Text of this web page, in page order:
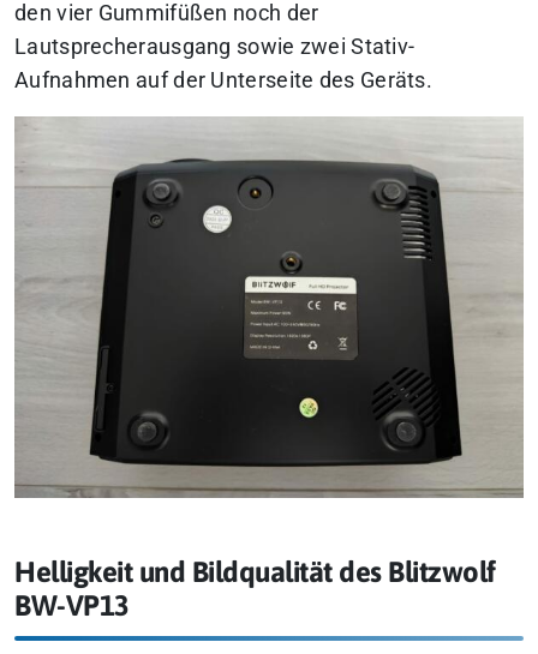
den vier Gummifüßen noch der
Lautsprecherausgang sowie zwei Stativ-
Aufnahmen auf der Unterseite des Geräts.
Helligkeit und Bildqualität des Blitzwolf
BW-VP13